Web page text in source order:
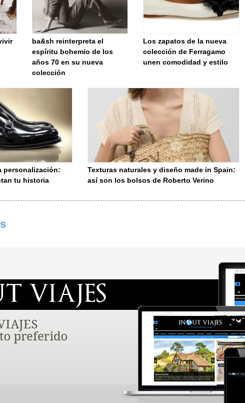
ba&sh reinterpreta el
espíritu bohemio de los
años 70 en su nueva
colección
Los zapatos de la nueva
colección de Ferragamo
unen comodidad y estilo
personalización:
tu historia
Texturas naturales y diseño made in Spain:
así son los bolsos de Roberto Verino